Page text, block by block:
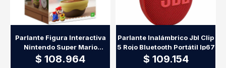
Parlante Figura Interactiva
Nintendo Super Mario
Talking Flower
$ 108.964
Parlante Inalámbrico Jbl Clip
5 Rojo Bluetooth Portátil Ip67
$ 109.154